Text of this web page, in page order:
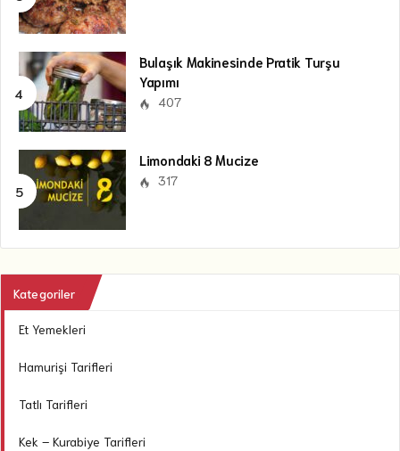
Bulaşık Makinesinde Pratik Turşu
Yapımı
407
Limondaki 8 Mucize
317
Kategoriler
Et Yemekleri
Hamurişi Tarifleri
Tatlı Tarifleri
Kek – Kurabiye Tarifleri